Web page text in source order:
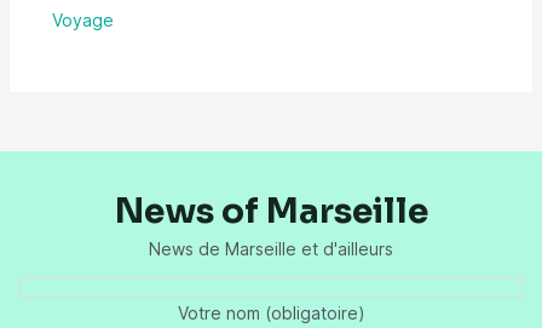
Voyage
News of Marseille
News de Marseille et d'ailleurs
Votre nom (obligatoire)